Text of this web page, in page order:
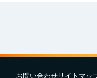
お問い合わせサイトマッ